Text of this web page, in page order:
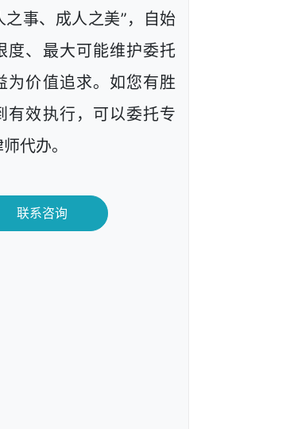
之事、成人之美”，自始
度、最大可能维护委托
为价值追求。如您有胜
有效执行，可以委托专
代办。
联系咨询